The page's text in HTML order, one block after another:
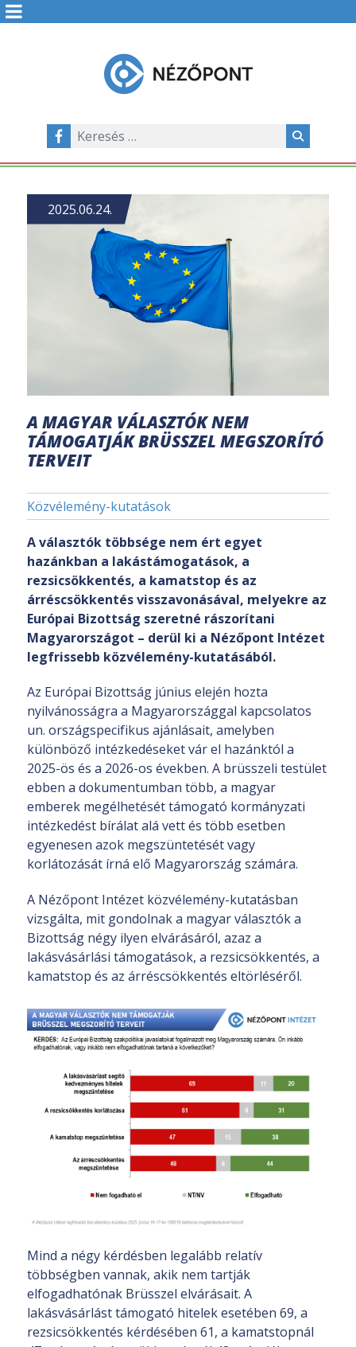
A MAGYAR VÁLASZTÓK NEM
TÁMOGATJÁK BRÜSSZEL MEGSZORÍTÓ
TERVEIT
Közvélemény-kutatások
2025.06.24.
A választók többsége nem ért egyet
hazánkban a lakástámogatások, a
rezsicsökkentés, a kamatstop és az
árréscsökkentés visszavonásával, melyekre az
Európai Bizottság szeretné rászorítani
Magyarországot – derül ki a Nézőpont Intézet
legfrissebb közvélemény-kutatásából.
Az Európai Bizottság június elején hozta
nyilvánosságra a Magyarországgal kapcsolatos
un. országspecifikus ajánlásait, amelyben
különböző intézkedéseket vár el hazánktól a
2025-ös és a 2026-os években. A brüsszeli testület
ebben a dokumentumban több, a magyar
emberek megélhetését támogató kormányzati
intézkedést bírálat alá vett és több esetben
egyenesen azok megszüntetését vagy
korlátozását írná elő Magyarország számára.
A Nézőpont Intézet közvélemény-kutatásban
vizsgálta, mit gondolnak a magyar választók a
Bizottság négy ilyen elvárásáról, azaz a
lakásvásárlási támogatások, a rezsicsökkentés, a
kamatstop és az árréscsökkentés eltörléséről.
Mind a négy kérdésben legalább relatív
többségben vannak, akik nem tartják
elfogadhatónak Brüsszel elvárásait. A
lakásvásárlást támogató hitelek esetében 69, a
rezsicsökkentés kérdésében 61, a kamatstopnál